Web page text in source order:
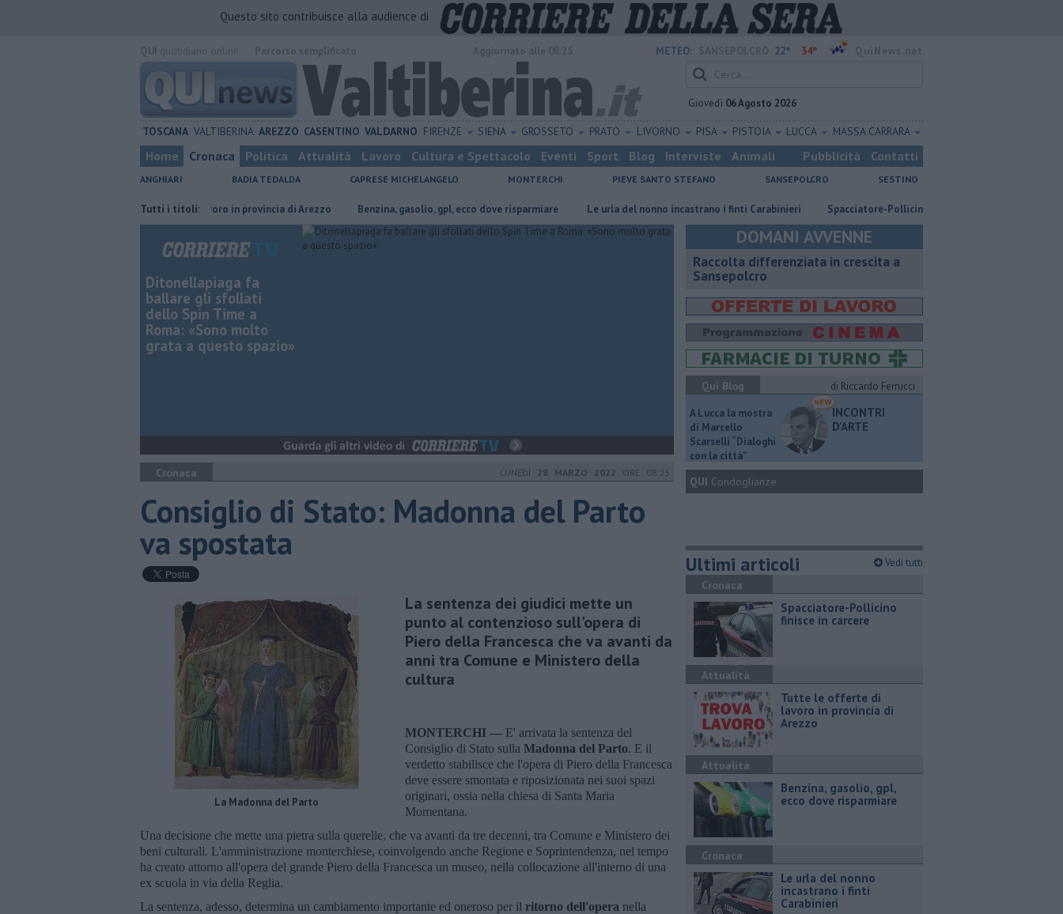
Questo sito contribuisce alla audience di
METEO: 22° 34°
Giovedì 06 Agosto 2026
TOSCANA VALTIBERINA AREZZO CASENTINO VALDARNO FIRENZE SIENA GROSSETO PRATO LIVORNO PISA PISTOIA LUCCA MASSA CARRARA
Home Cronaca Politica Attualità Lavoro Cultura e Spettacolo Eventi Sport Blog Interviste Animali Pubblicità Contatti
ANGHIARI BADIA TEDALDA CAPRESE MICHELANGELO MONTERCHI PIEVE SANTO STEFANO SANSEPOLCRO SESTINO
Tutti i titoli:
​Tutte le offerte di lavoro in provincia di Arezzo ​Benzina, gasolio, gpl, ecco dove risparmiare Le urla del nonno incastrano i finti Carabinieri Spacciatore-Pollicino finisce in carcere
Ditonellapiaga fa
ballare gli sfollati
dello Spin Time a
Roma: «Sono molto
grata a questo spazio»
Cronaca LUNEDÌ 28 MARZO 2022 ORE 08:25
Consiglio di Stato: Madonna del Parto
va spostata
La Madonna del Parto
La sentenza dei giudici mette un
punto al contenzioso sull'opera di
Piero della Francesca che va avanti da
anni tra Comune e Ministero della
cultura
MONTERCHI — E' arrivata la sentenza del
Consiglio di Stato sulla Madonna del Parto. E il
verdetto stabilisce che l'opera di Piero della Francesca
deve essere smontata e riposizionata nei suoi spazi
originari, ossia nella chiesa di Santa Maria
Momentana.
Una decisione che mette una pietra sulla querelle, che va avanti da tre decenni, tra Comune e Ministero dei
beni culturali. L'amministrazione monterchiese, coinvolgendo anche Regione e Soprintendenza, nel tempo
ha creato attorno all'opera del grande Piero della Francesca un museo, nella collocazione all'interno di una
ex scuola in via della Reglia.
La sentenza, adesso, determina un cambiamento importante ed oneroso per il ritorno dell'opera nella
DOMANI AVVENNE
Raccolta differenziata in crescita a
Sansepolcro
Qui Blog
di Riccardo Ferrucci
A Lucca la mostra
di Marcello
Scarselli “Dialoghi
con la città"
INCONTRI
D'ARTE
QUI Condoglianze
Ultimi articoli Vedi tutti
Cronaca
Spacciatore-Pollicino
finisce in carcere
Attualità
​Tutte le offerte di
lavoro in provincia di
Arezzo
Attualità
​Benzina, gasolio, gpl,
ecco dove risparmiare
Cronaca
Le urla del nonno
incastrano i finti
Carabinieri